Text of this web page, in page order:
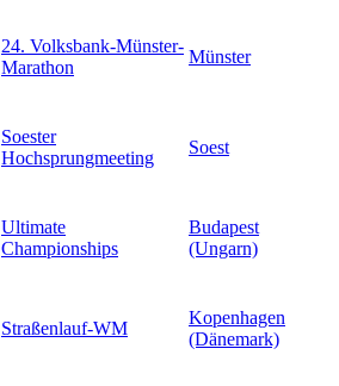
24. Volksbank-Münster-
Marathon
Münster
Soester
Hochsprungmeeting
Soest
Ultimate
Championships
Budapest
(Ungarn)
Straßenlauf-WM
Kopenhagen
(Dänemark)